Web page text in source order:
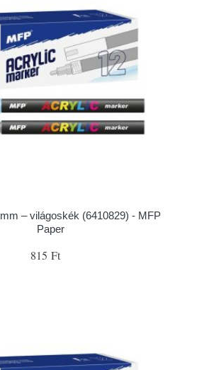
– világoskék (6410829) - MFP
Paper
815 Ft